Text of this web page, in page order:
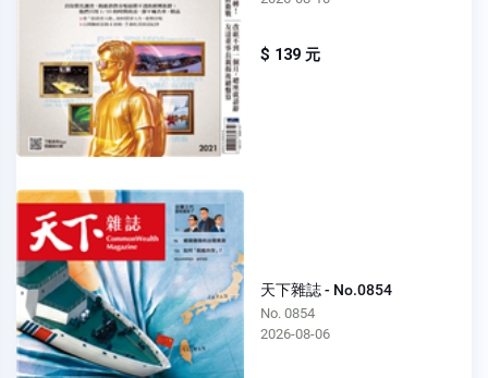
$ 139 元
天下雜誌 - No.0854
No. 0854
2026-08-06